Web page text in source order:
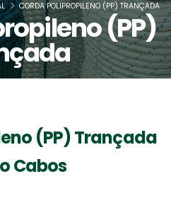
(PP)
CORDA POLIPROPILENO (PP) TRANÇADA
(PP) Trançada
Cabos